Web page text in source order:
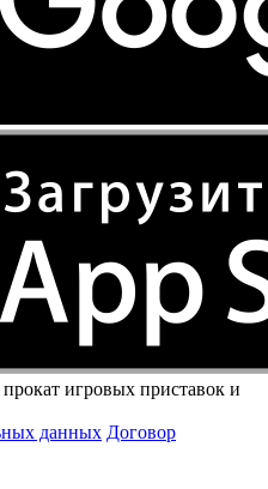
игровых приставок и
данных Договор